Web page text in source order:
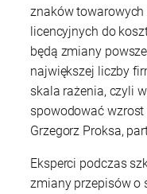
znaków towarowych
licencyjnych do
będą zmiany
największej liczby
skala rażenia, czyli
spowodować
Grzegorz Proksa,
Eksperci podczas
zmiany przepisów o